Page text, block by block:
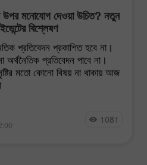
মনোযোগ দেওয়া উচিত? নতুন
বিশ্লেষণ
প্রতিবেদন প্রকাশিত হবে না।
প্রতিবেদন পাবে না।
মতো কোনো বিষয় না থাকায় আজ
1081